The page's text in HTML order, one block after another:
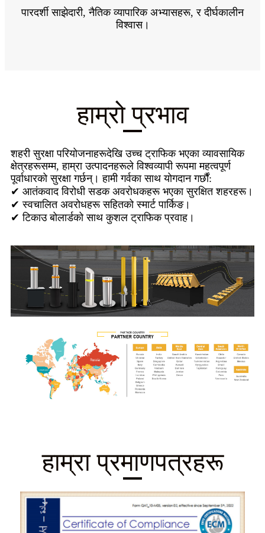
पारदर्शी साझेदारी, नैतिक व्यापारिक अभ्यासहरू, र दीर्घकालीन
विश्वास।
हाम्रो प्रभाव
शहरी सुरक्षा परियोजनाहरूदेखि उच्च ट्राफिक भएका व्यावसायिक
क्षेत्रहरूसम्म, हाम्रा उत्पादनहरूले विश्वव्यापी रूपमा महत्वपूर्ण
पूर्वाधारको सुरक्षा गर्छन्। हामी गर्वका साथ योगदान गर्छौं:
✔ आतंकवाद विरोधी सडक अवरोधकहरू भएका सुरक्षित शहरहरू।
✔ स्वचालित अवरोधहरू सहितको स्मार्ट पार्किङ।
✔ टिकाउ बोलार्डको साथ कुशल ट्राफिक प्रवाह।
हाम्रा प्रमाणपत्रहरू